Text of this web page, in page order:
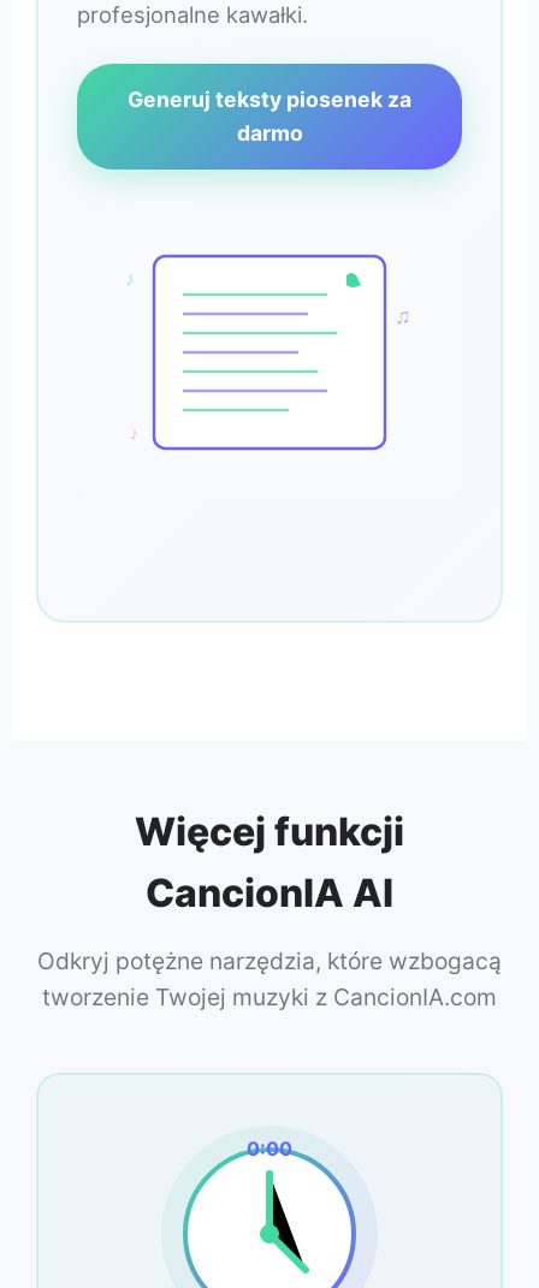
profesjonalne kawałki.
Generuj teksty piosenek za
darmo
♪
♫
♪
Więcej funkcji
CancionIA AI
Odkryj potężne narzędzia, które wzbogacą
tworzenie Twojej muzyki z CancionIA.com
0:00